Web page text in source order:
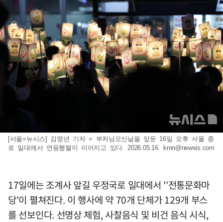
[서울=뉴시스] 김명년 기자 = 부처님오신날을 앞둔 16일 오후 서울 종
로 일대에서 연등행렬이 이어지고 있다. 2026.05.16.
kmn@newsis.com
17일에는 조계사 앞길 우정국로 일대에서 ''전통문화마
당'이 펼쳐진다. 이 행사에 약 70개 단체가 129개 부스
를 선보인다. 선명상 체험, 사찰음식 및 비건 음식 시식,